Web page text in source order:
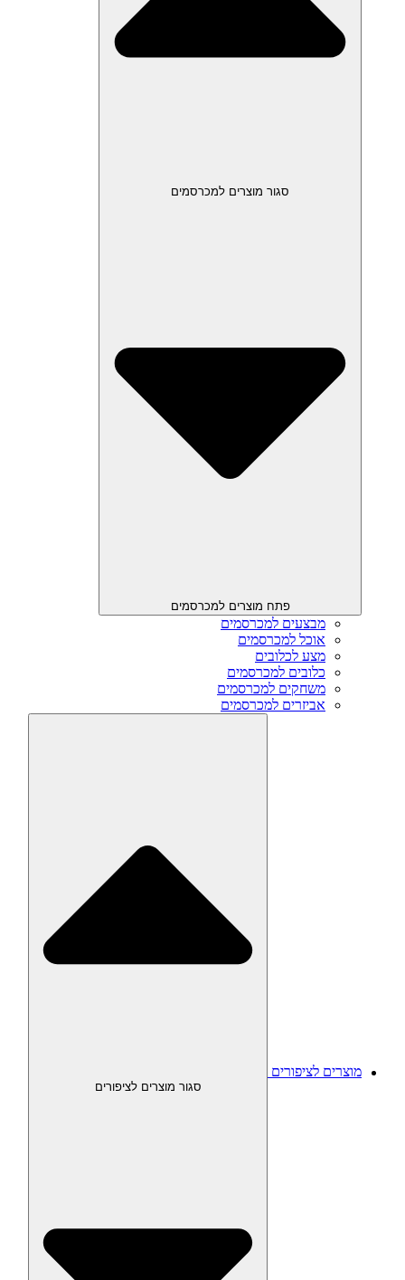
סגור מוצרים למכרסמים
פתח מוצרים למכרסמים
מבצעים למכרסמים
אוכל למכרסמים
מצע לכלובים
כלובים למכרסמים
משחקים למכרסמים
אביזרים למכרסמים
מוצרים לציפורים
סגור מוצרים לציפורים